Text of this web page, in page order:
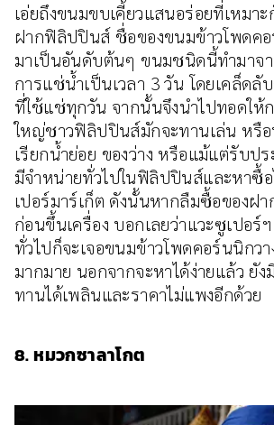
เอ่ยถึงขนมขบเคี้ยวแสนอร่อยที่เหมา
ฝากฟิลิปปินส์ ชื่อของขนมข้าวโพดค
มาเป็นอันดับต้นๆ ขนมชนิดนี้ทำมาจ
การแช่น้ำเป็นเวลา 3 วัน โดยเคล็ดลั
ที่ใช้แช่ทุกวัน จากนั้นจึงนำไปทอดให้
ใหญ่ชาวฟิลิปปินส์มักจะทานเล่น หรือ
เรียกน้ำย่อย ของว่าง หรือแม้แต่รับป
มีจำหน่ายทั่วไปในฟิลิปปินส์และหาซื้
เปอร์มาร์เก็ต ดังนั้นหากลืมซื้อของฝ
ก่อนขึ้นเครื่อง บอกเลยว่าแวะซูเปอร์
ทั่วไปก็จะเจอขนมข้าวโพดคอร์นนิกว
มากมาย นอกจากจะหาได้ง่ายแล้ว ยั
ทานได้เพลินและราคาไม่แพงอีกด้วย
8. หมวกซาลาโกต